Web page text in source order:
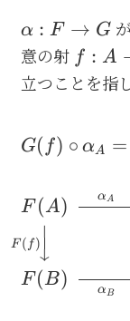
\alpha:
F \to
G
α : F → G
意の射 f:
A
f : A
立つことを指
G(f)
\alpha_A
=
\alpha_B
\circ F(f)
G( f) ∘ αA =
F (A)
F( f)
↓
⏐
F(B)
αA
α B